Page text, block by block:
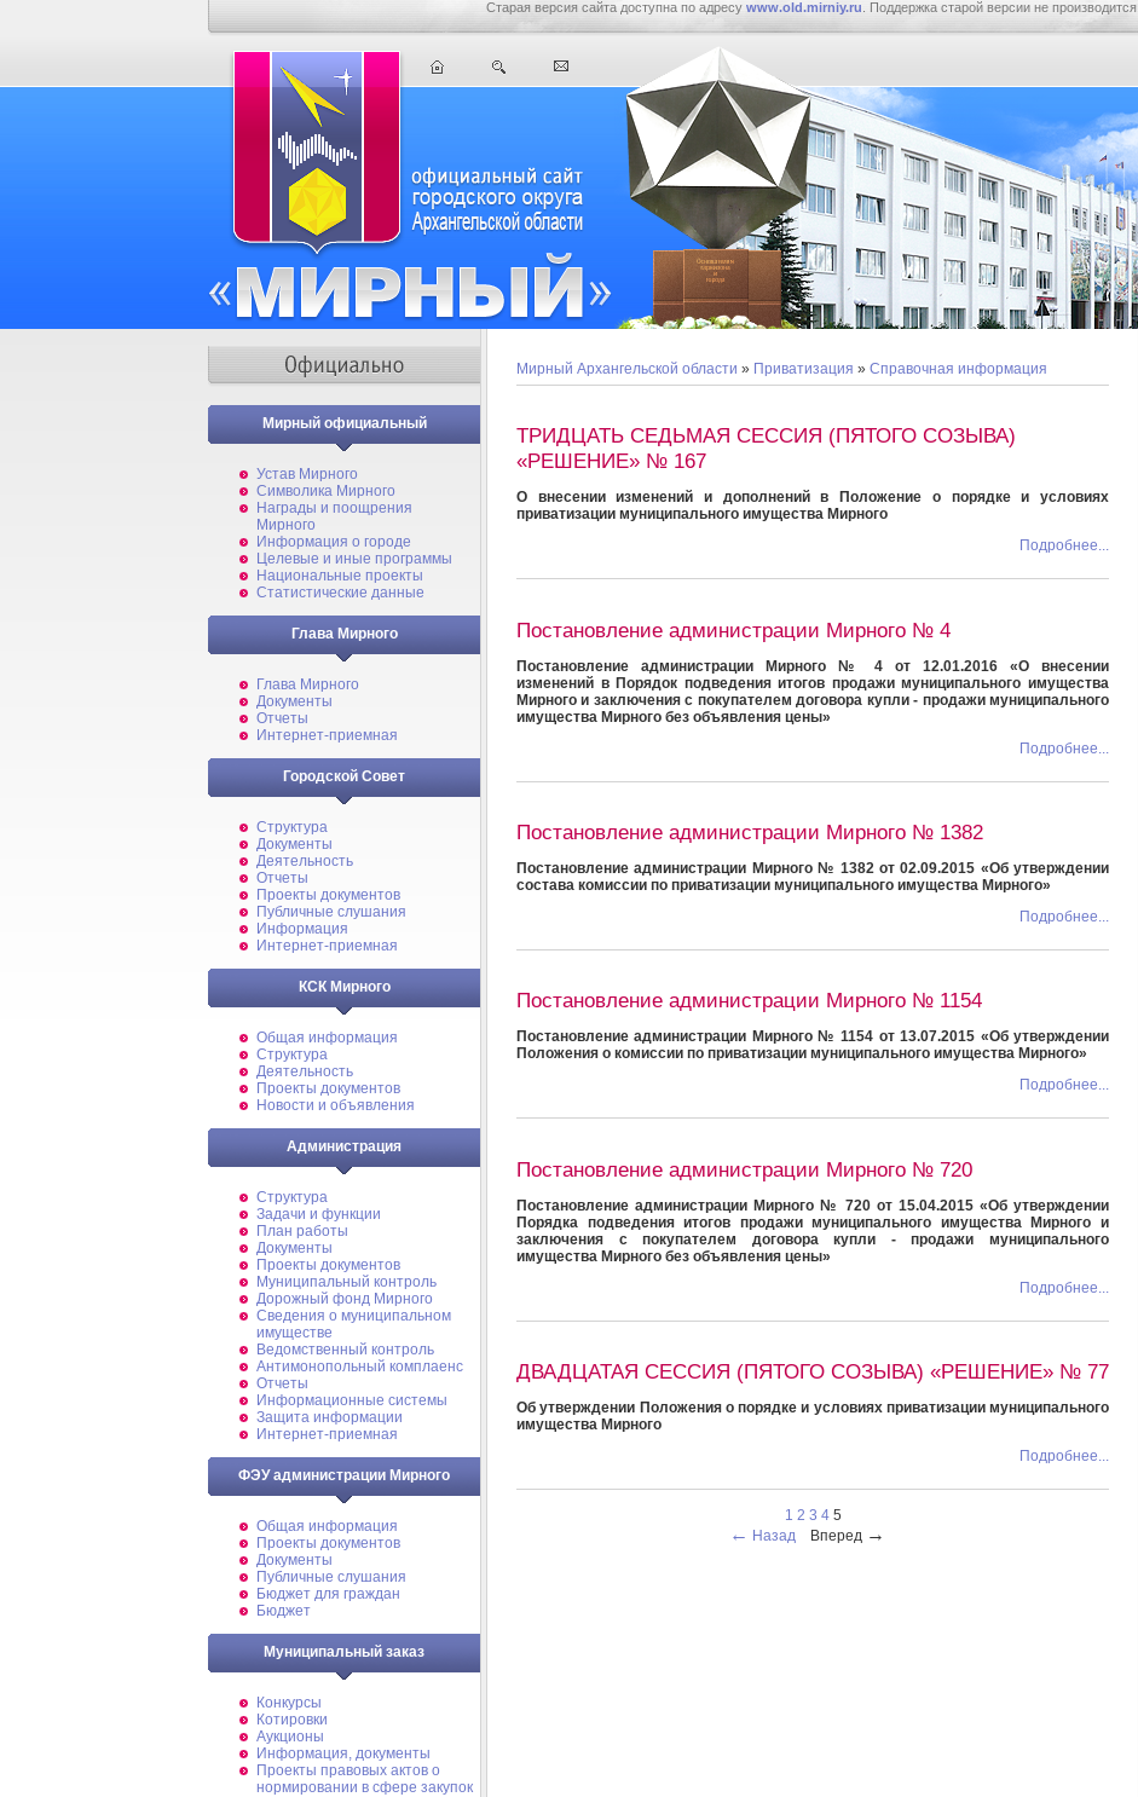
Старая версия сайта доступна по адресу www.old.mirniy.ru . Поддержка старой версии не производится.
Мирный официальный
Устав Мирного
Символика Мирного
Награды и поощрения
Мирного
Информация о городе
Целевые и иные программы
Национальные проекты
Статистические данные
Глава Мирного
Глава Мирного
Документы
Отчеты
Интернет-приемная
Городской Совет
Структура
Документы
Деятельность
Отчеты
Проекты документов
Публичные слушания
Информация
Интернет-приемная
КСК Мирного
Общая информация
Структура
Деятельность
Проекты документов
Новости и объявления
Администрация
Структура
Задачи и функции
План работы
Документы
Проекты документов
Муниципальный контроль
Дорожный фонд Мирного
Cведения о муниципальном
имуществе
Ведомственный контроль
Антимонопольный комплаенс
Отчеты
Информационные системы
Защита информации
Интернет-приемная
ФЭУ администрации Мирного
Общая информация
Проекты документов
Документы
Публичные слушания
Бюджет для граждан
Бюджет
Муниципальный заказ
Конкурсы
Котировки
Аукционы
Информация, документы
Проекты правовых актов о
нормировании в сфере закупок
Мирный Архангельской области » Приватизация » Справочная информация
ТРИДЦАТЬ СЕДЬМАЯ СЕССИЯ (ПЯТОГО СОЗЫВА)
«РЕШЕНИЕ» № 167
О внесении изменений и дополнений в Положение о порядке и условиях
приватизации муниципального имущества Мирного
Подробнее...
Постановление администрации Мирного № 4
Постановление администрации Мирного № 4 от 12.01.2016 «О внесении
изменений в Порядок подведения итогов продажи муниципального имущества
Мирного и заключения с покупателем договора купли - продажи муниципального
имущества Мирного без объявления цены»
Подробнее...
Постановление администрации Мирного № 1382
Постановление администрации Мирного № 1382 от 02.09.2015 «Об утверждении
состава комиссии по приватизации муниципального имущества Мирного»
Подробнее...
Постановление администрации Мирного № 1154
Постановление администрации Мирного № 1154 от 13.07.2015 «Об утверждении
Положения о комиссии по приватизации муниципального имущества Мирного»
Подробнее...
Постановление администрации Мирного № 720
Постановление администрации Мирного № 720 от 15.04.2015 «Об утверждении
Порядка подведения итогов продажи муниципального имущества Мирного и
заключения с покупателем договора купли - продажи муниципального
имущества Мирного без объявления цены»
Подробнее...
ДВАДЦАТАЯ СЕССИЯ (ПЯТОГО СОЗЫВА) «РЕШЕНИЕ» № 77
Об утверждении Положения о порядке и условиях приватизации муниципального
имущества Мирного
Подробнее...
1 2 3 4 5
← Назад Вперед →